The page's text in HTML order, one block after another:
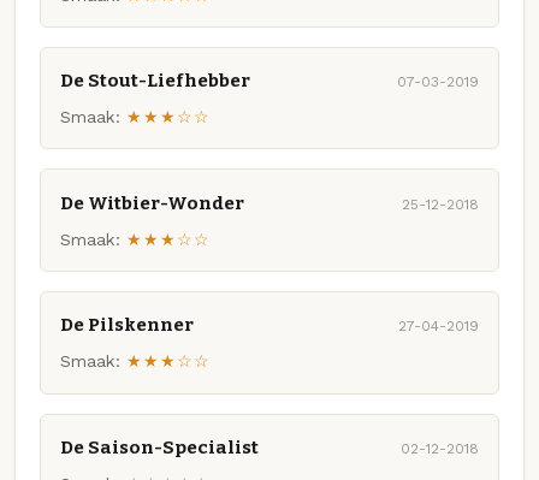
De Stout-Liefhebber 07-03-2019
Smaak: ★★★☆☆
De Witbier-Wonder 25-12-2018
Smaak: ★★★☆☆
De Pilskenner 27-04-2019
Smaak: ★★★☆☆
De Saison-Specialist 02-12-2018